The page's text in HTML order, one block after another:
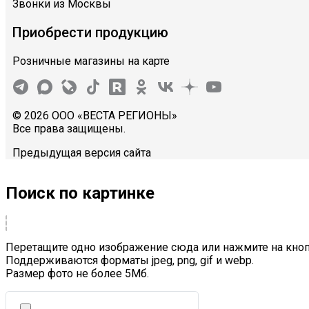
Звонки из Москвы
Приобрести продукцию
Розничные магазины на карте
© 2026 ООО «ВЕСТА РЕГИОНЫ»
Все права защищены.
Предыдущая версия сайта
Поиск по картинке
Перетащите одно изображение сюда или нажмите на
Поддерживаются форматы jpeg, png, gif и webp.
Размер фото не более 5Mб.